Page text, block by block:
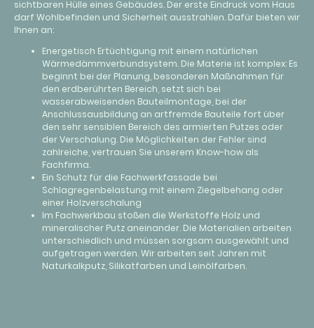
sichtbaren Hülle eines Gebäudes. Der erste Eindruck vom Haus
darf Wohlbefinden und Sicherheit ausstrahlen. Dafür bieten wir
Ihnen an:
Energetisch Ertüchtigung mit einem natürlichen
Wärmedämmverbundsystem. Die Materie ist komplex: Es
beginnt bei der Planung, besonderen Maßnahmen für
den erdberührten Bereich, setzt sich bei
wasserabweisenden Bauteilmontage, bei der
Anschlussausbildung an artfremde Bauteile fort über
den sehr sensiblen Bereich des armierten Putzes oder
der Verschalung. Die Möglichkeiten der Fehler sind
zahlreiche, vertrauen Sie unserem Know-how als
Fachfirma.
Ein Schutz für die Fachwerkfassade bei
Schlagregenbelastung mit einem Ziegelbehang oder
einer Holzverschalung
Im Fachwerkbau stoßen die Werkstoffe Holz und
mineralischer Putz aneinander. Die Materialien arbeiten
unterschiedlich und müssen sorgsam ausgewählt und
aufgetragen werden. Wir arbeiten seit Jahren mit
Naturkalkputz, Silikatfarben und Leinölfarben.